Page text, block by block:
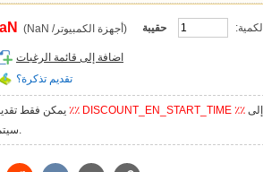
(NaN /أجهزة الكمبيوتر) الكمية: حقيبة
اضافة إلى قائمة الرغبات
تقديم تذكرة؟
٪٪ DISCOUNT_EN_START_TIME ٪٪
سيتم احتساب كل عنصر بأعلى خصم.